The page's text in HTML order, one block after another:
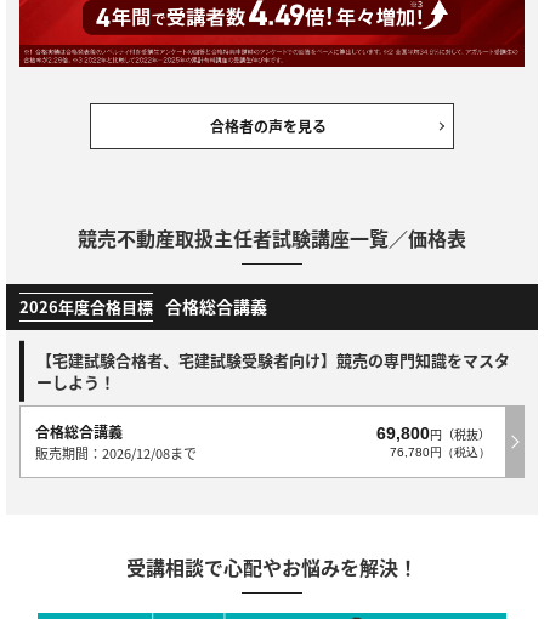
合格者の声を見る
競売不動産取扱主任者試験講座一覧／価格表
2026年度合格目標 合格総合講義
【宅建試験合格者、宅建試験受験者向け】競売の専門知識をマスタ
ーしよう！
合格総合講義
販売期間：2026/12/08まで
69,800円（税抜）
76,780円（税込）
受講相談で心配やお悩みを解決！